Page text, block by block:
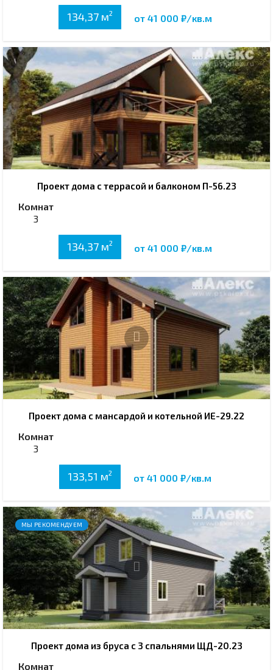
134,37 м2 от 41 000 ₽/кв.м
Проект дома с террасой и балконом П-56.23
Комнат
3
134,37 м2 от 41 000 ₽/кв.м
Проект дома с мансардой и котельной ИЕ-29.22
Комнат
3
133,51 м2 от 41 000 ₽/кв.м
МЫ РЕКОМЕНДУЕМ
Проект дома из бруса с 3 спальнями ЩД-20.23
Комнат